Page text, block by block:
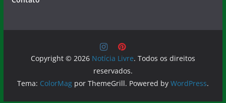
Copyright © 2026Notícia Livre. Todos os direitos
reservados.
Tema:ColorMag por ThemeGrill. Powered byWordPress